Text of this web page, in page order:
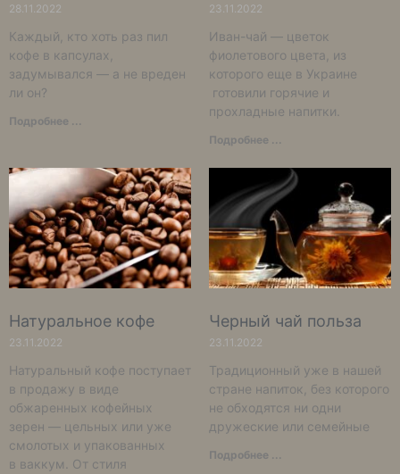
28.11.2022
Каждый, кто хоть раз пил
кофе в капсулах,
задумывался — а не вреден
ли он?
Подробнее ...
23.11.2022
Иван-чай — цветок
фиолетового цвета, из
которого еще в Украине
готовили горячие и
прохладные напитки.
Подробнее ...
Натуральное кофе
23.11.2022
Натуральный кофе поступает
в продажу в виде
обжаренных кофейных
зерен — цельных или уже
смолотых и упакованных
в ваккум. От стиля
Черный чай польза
23.11.2022
Традиционный уже в нашей
стране напиток, без которого
не обходятся ни одни
дружеские или семейные
Подробнее ...